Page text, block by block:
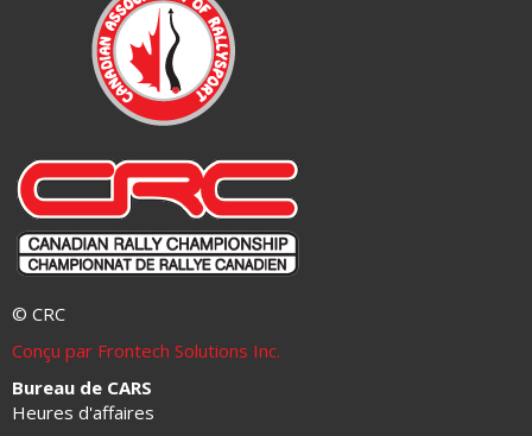
© CRC
Conçu par Frontech Solutions Inc.
Bureau de CARS
Heures d'affaires